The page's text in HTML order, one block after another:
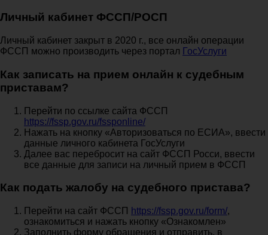
Личный кабинет ФССП/РОСП
Личный кабинет закрыт в 2020 г., все онлайн операции
ФССП можно производить через портал ГосУслуги
Как записать на прием онлайн к судебным
приставам?
Перейти по ссылке сайта ФССП
https://fssp.gov.ru/fssponline/
Нажать на кнопку «Авторизоваться по ЕСИА», ввести
данные личного кабинета ГосУслуги
Далее вас перебросит на сайт ФССП Росси, ввести
все данные для записи на личный прием в ФССП
Как подать жалобу на судебного пристава?
Перейти на сайт ФССП https://fssp.gov.ru/form/,
ознакомиться и нажать кнопку «Ознакомлен»
Заполнить форму обращения и отправить, в